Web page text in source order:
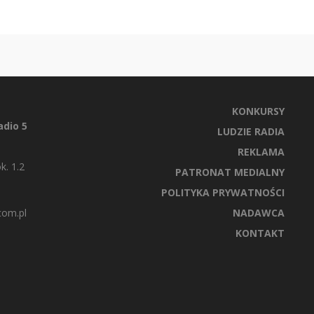
5
1.2
KONKURSY
LUDZIE RADIA
REKLAMA
PATRONAT MEDIALNY
POLITYKA PRYWATNOŚCI
NADAWCA
KONTAKT